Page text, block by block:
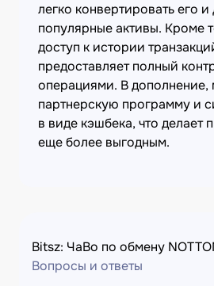
легко конвертировать его и
популярные активы. Кроме
доступ к истории
предоставляет полный
операциями. В дополнение,
партнерскую программу и
в виде кэшбека, что делает
еще более выгодным.
Bitsz: ЧаВо по обмену
Вопросы и ответы